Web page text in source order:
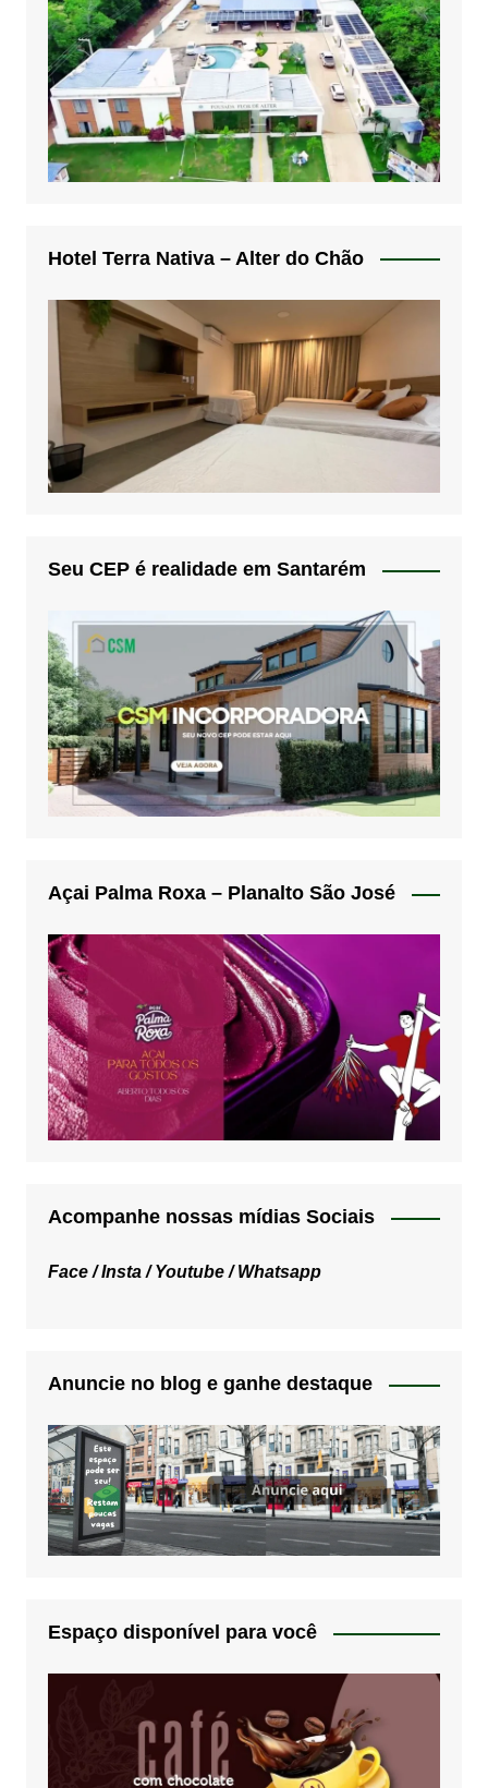
Hotel Terra Nativa – Alter do Chão
Seu CEP é realidade em Santarém
Açai Palma Roxa – Planalto São José
Acompanhe nossas mídias Sociais
Face /Insta /Youtube /Whatsapp
Anuncie no blog e ganhe destaque
Espaço disponível para você